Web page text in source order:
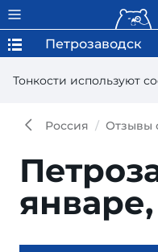
Тонкости используют
Петрозаводск
Россия Отзывы
январе,